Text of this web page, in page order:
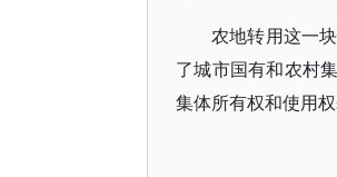
农地转用这一
了城市国有和农村
集体所有权和使用权